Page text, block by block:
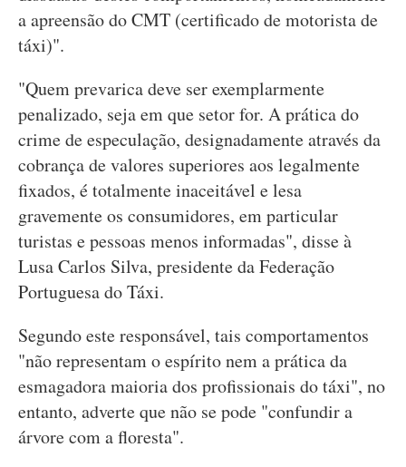
a apreensão do CMT (certificado de motorista de
táxi)".
"Quem prevarica deve ser exemplarmente
penalizado, seja em que setor for. A prática do
crime de especulação, designadamente através da
cobrança de valores superiores aos legalmente
fixados, é totalmente inaceitável e lesa
gravemente os consumidores, em particular
turistas e pessoas menos informadas", disse à
Lusa Carlos Silva, presidente da Federação
Portuguesa do Táxi.
Segundo este responsável, tais comportamentos
"não representam o espírito nem a prática da
esmagadora maioria dos profissionais do táxi", no
entanto, adverte que não se pode "confundir a
árvore com a floresta".